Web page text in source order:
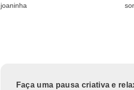
joaninha
Faça uma pausa criativa e